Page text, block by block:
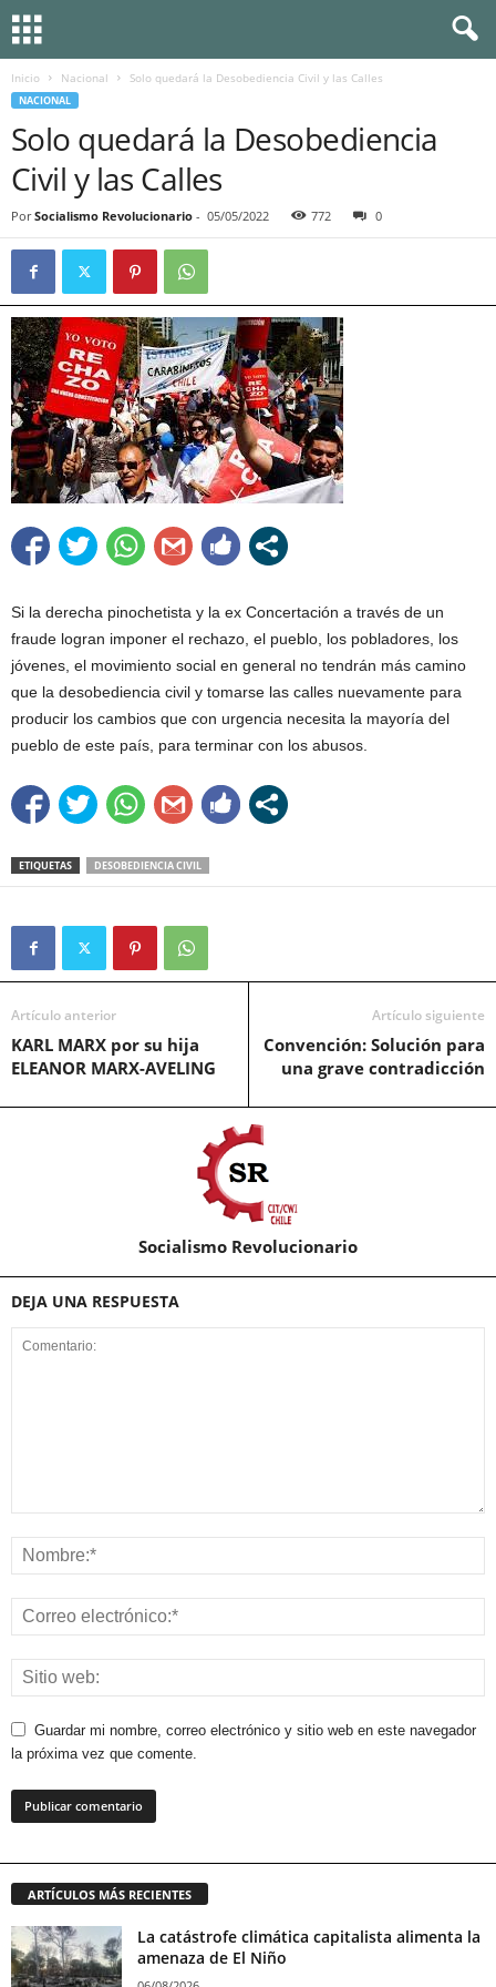
Inicio Nacional Solo quedará la Desobediencia Civil y las Calles
NACIONAL
Solo quedará la Desobediencia
Civil y las Calles
Por Socialismo Revolucionario - 05/05/2022 772 0
Si la derecha pinochetista y la ex Concertación a través de un
fraude logran imponer el rechazo, el pueblo, los pobladores, los
jóvenes, el movimiento social en general no tendrán más camino
que la desobediencia civil y tomarse las calles nuevamente para
producir los cambios que con urgencia necesita la mayoría del
pueblo de este país, para terminar con los abusos.
ETIQUETAS DESOBEDIENCIA CIVIL
Artículo anterior
KARL MARX por su hija
ELEANOR MARX-AVELING
Artículo siguiente
Convención: Solución para
una grave contradicción
Socialismo Revolucionario
DEJA UNA RESPUESTA
Guardar mi nombre, correo electrónico y sitio web en este navegador
la próxima vez que comente.
ARTÍCULOS MÁS RECIENTES
La catástrofe climática capitalista alimenta la
amenaza de El Niño